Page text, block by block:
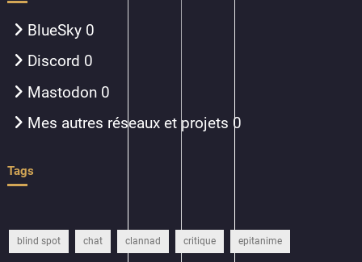
BlueSky 0
Discord 0
Mastodon 0
Mes autres réseaux et projets 0
Tags
blind spot chat clannad critique epitanime